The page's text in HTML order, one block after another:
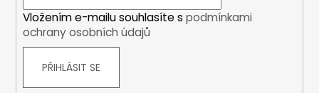
Vložením e-mailu souhlasíte s podmínkami
ochrany osobních údajů
PŘIHLÁSIT SE